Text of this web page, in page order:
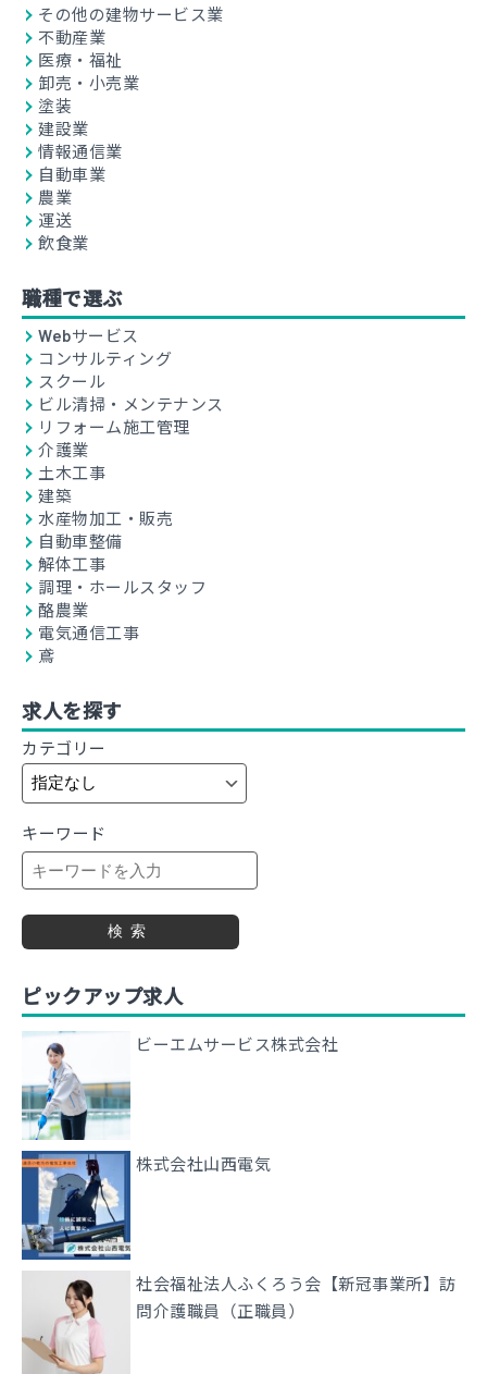
その他の建物サービス業
不動産業
医療・福祉
卸売・小売業
塗装
建設業
情報通信業
自動車業
農業
運送
飲食業
職種で選ぶ
Webサービス
コンサルティング
スクール
ビル清掃・メンテナンス
リフォーム施工管理
介護業
土木工事
建築
水産物加工・販売
自動車整備
解体工事
調理・ホールスタッフ
酪農業
電気通信工事
鳶
求人を探す
カテゴリー
キーワード
検索
ピックアップ求人
ビーエムサービス株式会社
株式会社山西電気
社会福祉法人ふくろう会【新冠事業所】訪
問介護職員（正職員）